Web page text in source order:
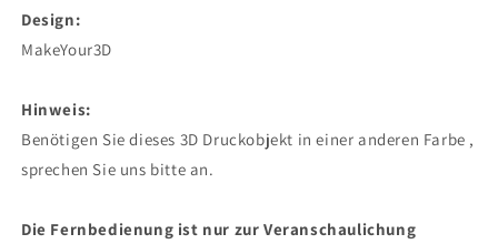
Design:
MakeYour3D
Hinweis:
Benötigen Sie dieses 3D Druckobjekt in einer anderen Farbe ,
sprechen Sie uns bitte an.
Die Fernbedienung ist nur zur Veranschaulichung